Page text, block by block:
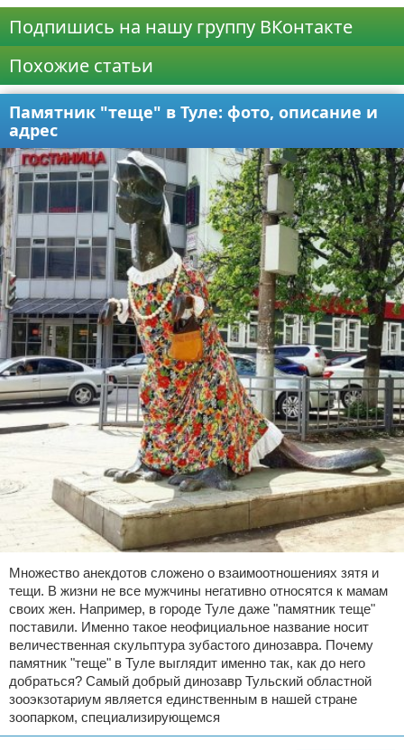
Подпишись на нашу группу ВКонтакте
Похожие статьи
Памятник "теще" в Туле: фото, описание и
адрес
Множество анекдотов сложено о взаимоотношениях зятя и
тещи. В жизни не все мужчины негативно относятся к мамам
своих жен. Например, в городе Туле даже "памятник теще"
поставили. Именно такое неофициальное название носит
величественная скульптура зубастого динозавра. Почему
памятник "теще" в Туле выглядит именно так, как до него
добраться? Самый добрый динозавр Тульский областной
зооэкзотариум является единственным в нашей стране
зоопарком, специализирующемся